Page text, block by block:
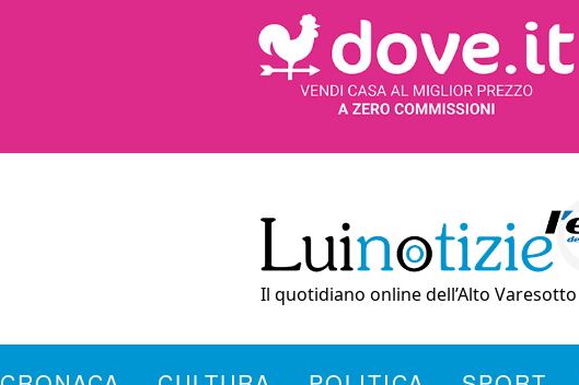
Il quotidiano online dell’Alto Varesotto